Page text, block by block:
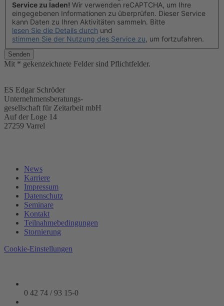
Service zu laden! Wir verwenden reCAPTCHA, um Ihre
eingegebenen Informationen zu überprüfen. Dieser Service
kann Daten zu Ihren Aktivitäten sammeln. Bitte
lesen Sie die Details durch und
stimmen Sie der Nutzung des Service zu, um fortzufahren.
Senden
Mit * gekenzeichnete Felder sind Pflichtfelder.
ES Edgar Schröder
Unternehmensberatungs-
gesellschaft für Zeitarbeit mbH
Auf der Loge 14
27259 Varrel
News
Karriere
Impressum
Datenschutz
Seminare
Kontakt
Teilnahmebedingungen
Stornierung
Cookie-Einstellungen
0 42 74 / 93 15-0